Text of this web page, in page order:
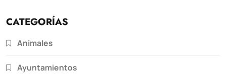
CATEGORÍAS
Animales
Ayuntamientos